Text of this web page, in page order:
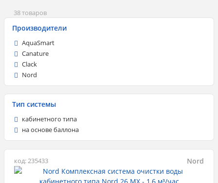
38 товаров
Производители
AquaSmart
Canature
Clack
Nord
Тип системы
кабинетного типа
на основе баллона
код: 235433 Nord